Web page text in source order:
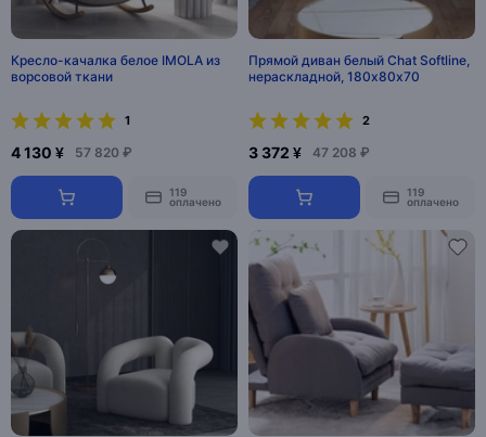
Кресло-качалка белое IMOLA из
ворсовой ткани
1
4 130 ¥ 57 820 ₽
119
оплачено
Прямой диван белый Chat Softline,
нераскладной, 180х80х70
2
3 372 ¥ 47 208 ₽
119
оплачено